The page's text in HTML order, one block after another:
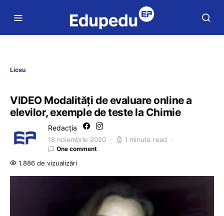
Liceu
VIDEO Modalități de evaluare online a
elevilor, exemple de teste la Chimie
Redacția
18 noiembrie 2020 1 minute read
One comment
1.886 de vizualizări